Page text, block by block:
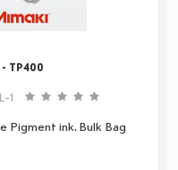
TP400
1
Pigment ink. Bulk Bag